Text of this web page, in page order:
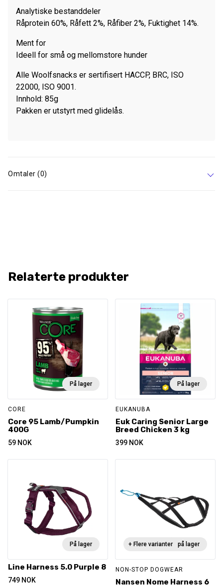
Analytiske bestanddeler
Råprotein 60%, Råfett 2%, Råfiber 2%, Fuktighet 14%.
Ment for
Ideell for små og mellomstore hunder
Alle Woolfsnacks er sertifisert HACCP, BRC, ISO
22000, ISO 9001.
Innhold: 85g
Pakken er utstyrt med glidelås.
Omtaler (0)
Relaterte produkter
På lager
CORE
Core 95 Lamb/Pumpkin
400G
59 NOK
På lager
EUKANUBA
Euk Caring Senior Large
Breed Chicken 3 kg
399 NOK
På lager
Line Harness 5.0 Purple 8
749 NOK
Ikke på lager
+ Flere varianter
NON-STOP DOGWEAR
Nansen Nome Harness 6